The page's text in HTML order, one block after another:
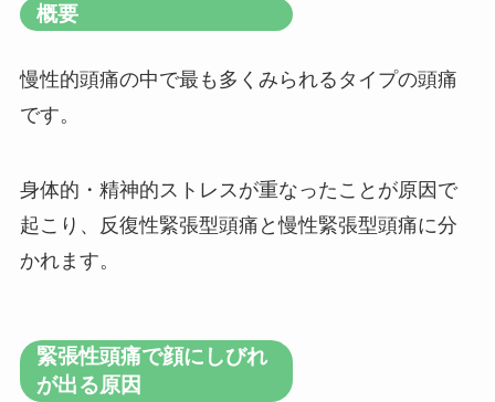
概要
慢性的頭痛の中で最も多くみられるタイプの頭痛
です。
身体的・精神的ストレスが重なったことが原因で
起こり、反復性緊張型頭痛と慢性緊張型頭痛に分
かれます。
緊張性頭痛で顔にしびれ
が出る原因